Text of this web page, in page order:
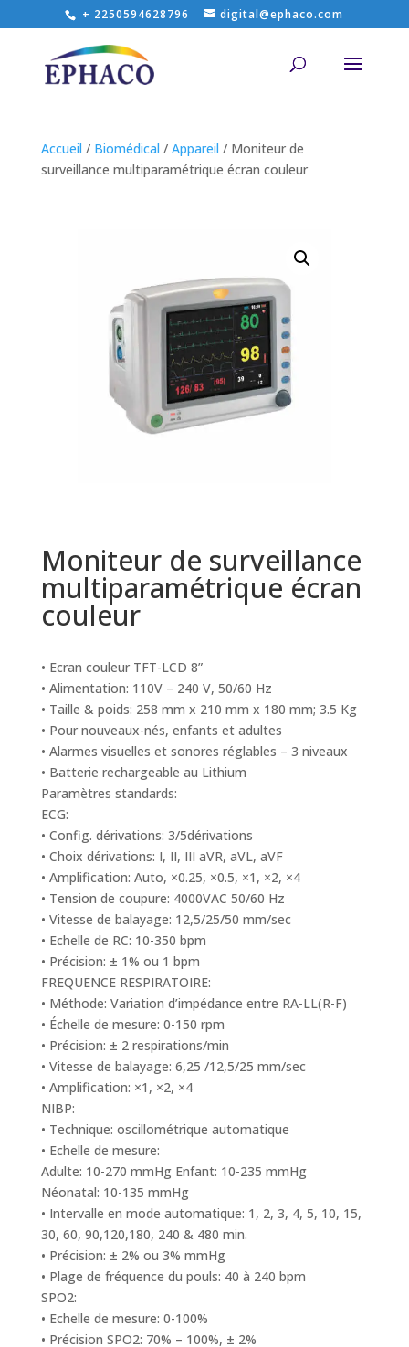
+ 2250594628796 digital@ephaco.com
Accueil / Biomédical / Appareil / Moniteur de
surveillance multiparamétrique écran couleur
Moniteur de surveillance
multiparamétrique écran
couleur
• Ecran couleur TFT-LCD 8”
• Alimentation: 110V – 240 V, 50/60 Hz
• Taille & poids: 258 mm x 210 mm x 180 mm; 3.5 Kg
• Pour nouveaux-nés, enfants et adultes
• Alarmes visuelles et sonores réglables – 3 niveaux
• Batterie rechargeable au Lithium
Paramètres standards:
ECG:
• Config. dérivations: 3/5dérivations
• Choix dérivations: I, II, III aVR, aVL, aVF
• Amplification: Auto, ×0.25, ×0.5, ×1, ×2, ×4
• Tension de coupure: 4000VAC 50/60 Hz
• Vitesse de balayage: 12,5/25/50 mm/sec
• Echelle de RC: 10-350 bpm
• Précision: ± 1% ou 1 bpm
FREQUENCE RESPIRATOIRE:
• Méthode: Variation d’impédance entre RA-LL(R-F)
• Échelle de mesure: 0-150 rpm
• Précision: ± 2 respirations/min
• Vitesse de balayage: 6,25 /12,5/25 mm/sec
• Amplification: ×1, ×2, ×4
NIBP:
• Technique: oscillométrique automatique
• Echelle de mesure:
Adulte: 10-270 mmHg Enfant: 10-235 mmHg
Néonatal: 10-135 mmHg
• Intervalle en mode automatique: 1, 2, 3, 4, 5, 10, 15,
30, 60, 90,120,180, 240 & 480 min.
• Précision: ± 2% ou 3% mmHg
• Plage de fréquence du pouls: 40 à 240 bpm
SPO2:
• Echelle de mesure: 0-100%
• Précision SPO2: 70% – 100%, ± 2%